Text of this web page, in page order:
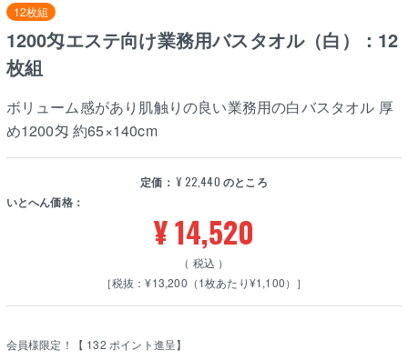
12枚組
1200匁エステ向け業務用バスタオル（白）：12
枚組
ボリューム感があり肌触りの良い業務用の白バスタオル 厚
め1200匁 約65×140cm
定価： ¥ 22,440 のところ
いとへん価格：
¥14,520
税込
［税抜：¥13,200（1枚あたり¥1,100）］
会員様限定！【 132 ポイント進呈】